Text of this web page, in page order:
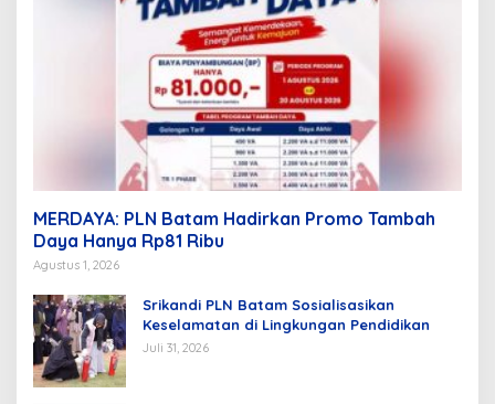
MERDAYA: PLN Batam Hadirkan Promo Tambah
Daya Hanya Rp81 Ribu
Agustus 1, 2026
Srikandi PLN Batam Sosialisasikan
Keselamatan di Lingkungan Pendidikan
Juli 31, 2026